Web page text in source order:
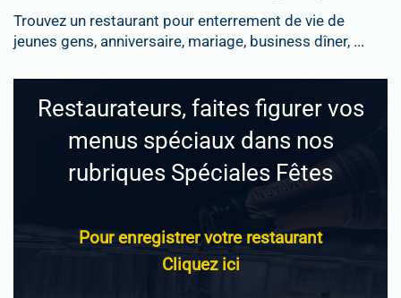
Trouvez un restaurant pour enterrement de vie de
jeunes gens, anniversaire, mariage, business dîner, ...
Restaurateurs, faites figurer vos
menus spéciaux dans nos
rubriques Spéciales Fêtes
Pour enregistrer votre restaurant
Cliquez ici